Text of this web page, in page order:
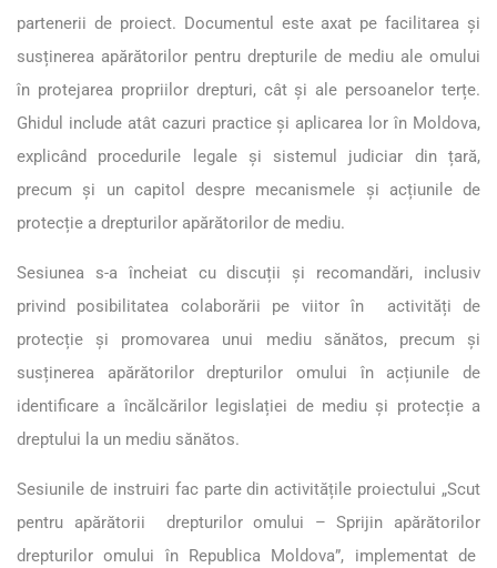
partenerii de proiect. Documentul este axat pe facilitarea și
susținerea apărătorilor pentru drepturile de mediu ale omului
în protejarea propriilor drepturi, cât și ale persoanelor terțe.
Ghidul include atât cazuri practice și aplicarea lor în Moldova,
explicând procedurile legale și sistemul judiciar din țară,
precum și un capitol despre mecanismele și acțiunile de
protecție a drepturilor apărătorilor de mediu.
Sesiunea s-a încheiat cu discuții și recomandări, inclusiv
privind posibilitatea colaborării pe viitor în activități de
protecție și promovarea unui mediu sănătos, precum și
susținerea apărătorilor drepturilor omului în acțiunile de
identificare a încălcărilor legislației de mediu și protecție a
dreptului la un mediu sănătos.
Sesiunile de instruiri fac parte din activitățile proiectului „Scut
pentru apărătorii drepturilor omului – Sprijin apărătorilor
drepturilor omului în Republica Moldova”, implementat de